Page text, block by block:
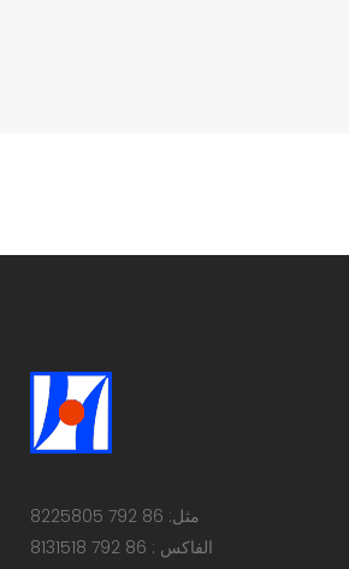
مثل: 86 792 8225805
الفاكس : 86 792 8131518